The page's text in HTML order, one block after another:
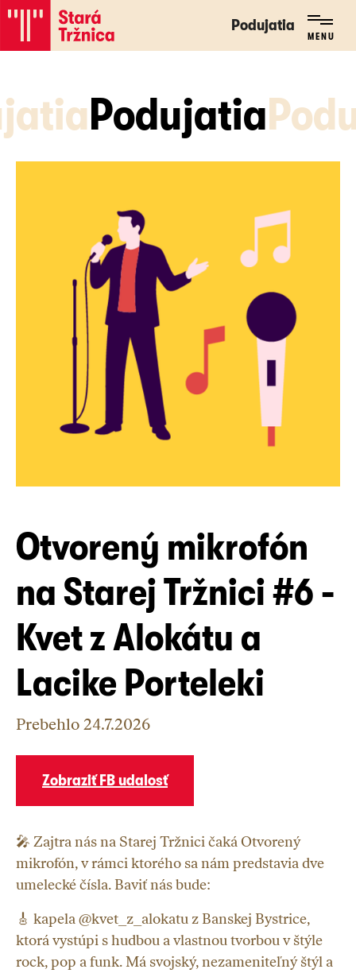
Podujatia
MENU
Podujatia
MENU
Podujatia
Otvorený mikrofón
na Starej Tržnici #6 -
Kvet z Alokátu a
Lacike Porteleki
Prebehlo 24.7.2026
Zobraziť FB udalosť
🎤 Zajtra nás na Starej Tržnici čaká Otvorený
mikrofón, v rámci ktorého sa nám predstavia dve
umelecké čísla. Baviť nás bude:
🎸 kapela @kvet_z_alokatu z Banskej Bystrice,
ktorá vystúpi s hudbou a vlastnou tvorbou v štýle
rock, pop a funk. Má svojský, nezameniteľný štýl a